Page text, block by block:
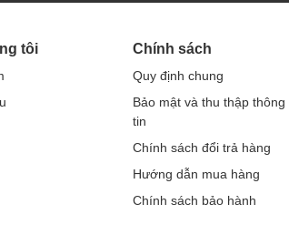
tôi Chính sách
Quy định chung
Bảo mật và thu thập thông
tin
Chính sách đổi trả hàng
Hướng dẫn mua hàng
Chính sách bảo hành